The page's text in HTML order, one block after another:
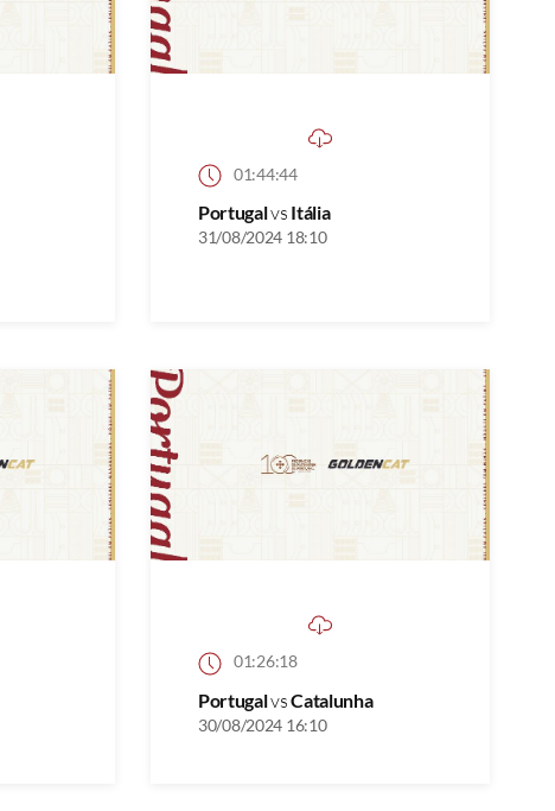
01:44:44
Portugalvs Itália
31/08/2024 18:10
01:26:18
PortugalvsCatalunha
30/08/2024 16:10